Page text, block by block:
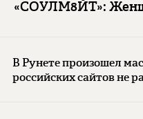
«СОУЛМ8ЙТ»:
В Рунете произошел
российских сайтов не